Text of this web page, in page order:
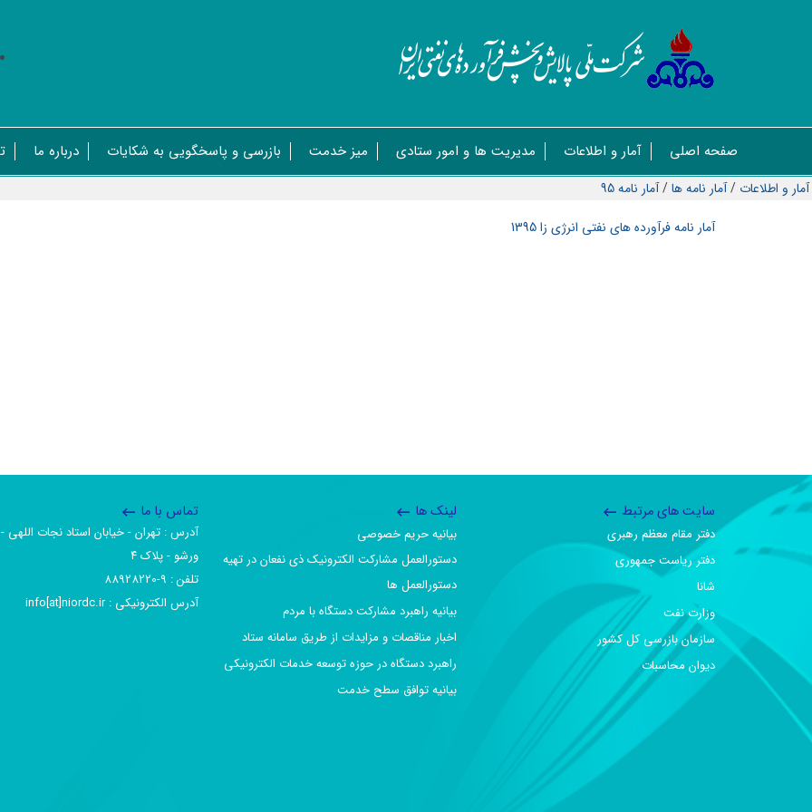
صفحه اصلی آمار و اطلاعات مدیریت ها و امور ستادی میز خدمت بازرسی و پاسخگویی به شکایات درباره ما
آمار و اطلاعات /آمار نامه ها/آمار نامه 95
آمار نامه فرآورده های نفتی انرژی زا 1395
سایت های مرتبط
دفتر مقام معظم رهبری
دفتر ریاست جمهوری
شانا
وزارت نفت
سازمان بازرسی کل کشور
دیوان محاسبات
لینک ها
بیانیه حریم خصوصی
دستورالعمل مشارکت الکترونیک ذی نفعان در تهیه
دستورالعمل ها
بیانیه راهبرد مشارکت دستگاه با مردم
اخبار مناقصات و مزایدات از طریق سامانه ستاد
راهبرد دستگاه در حوزه توسعه خدمات الکترونیکی
بیانیه توافق سطح خدمت
تماس با ما
آدرس :‌ تهران - خیابان استاد نجات اللهی -
ورشو - پلاک ۴
تلفن :‌ 9-88928220
آدرس الکترونیکی :‌ info[at]niordc.ir